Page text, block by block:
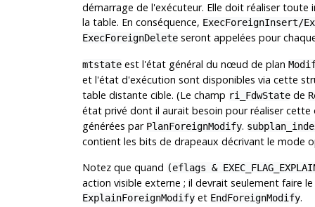
démarrage de l'exécuteur. Elle doit réaliser
la table. En conséquence, ExecForeignInsert/
ExecForeignDeleteseront appelées pour
mtstateest l'état général du nœud de plan
et l'état d'exécution sont disponibles via cette
table distante cible. (Le champ ri_FdwStatede
état privé dont il aurait besoin pour réaliser
générées par PlanForeignModify.
contient les bits de drapeaux décrivant le mode
Notez que quand (eflags &
action visible externe ; il devrait seulement faire
ExplainForeignModifyet EndForeignModify.